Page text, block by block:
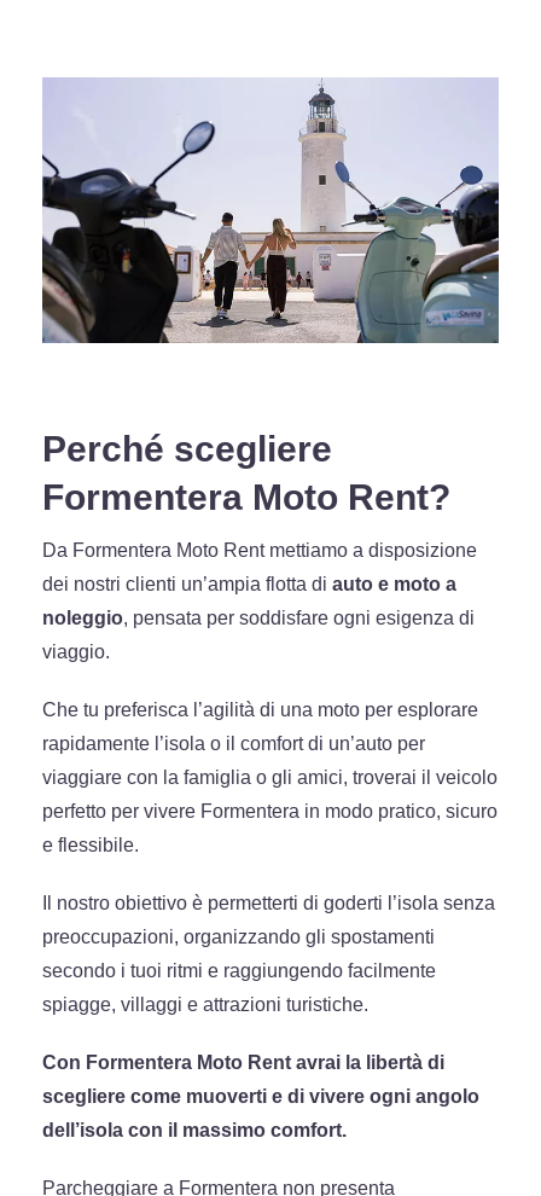
Perché scegliere
Formentera Moto Rent?
Da Formentera Moto Rent mettiamo a disposizione
dei nostri clienti un’ampia flotta di auto e moto a
noleggio, pensata per soddisfare ogni esigenza di
viaggio.
Che tu preferisca l’agilità di una moto per esplorare
rapidamente l’isola o il comfort di un’auto per
viaggiare con la famiglia o gli amici, troverai il veicolo
perfetto per vivere Formentera in modo pratico, sicuro
e flessibile.
Il nostro obiettivo è permetterti di goderti l’isola senza
preoccupazioni, organizzando gli spostamenti
secondo i tuoi ritmi e raggiungendo facilmente
spiagge, villaggi e attrazioni turistiche.
Con Formentera Moto Rent avrai la libertà di
scegliere come muoverti e di vivere ogni angolo
dell’isola con il massimo comfort.
Parcheggiare a Formentera non presenta